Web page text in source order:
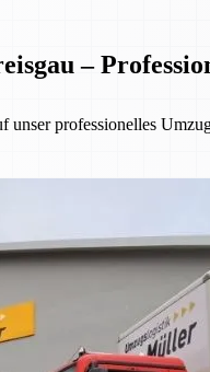
–
unser professionelles